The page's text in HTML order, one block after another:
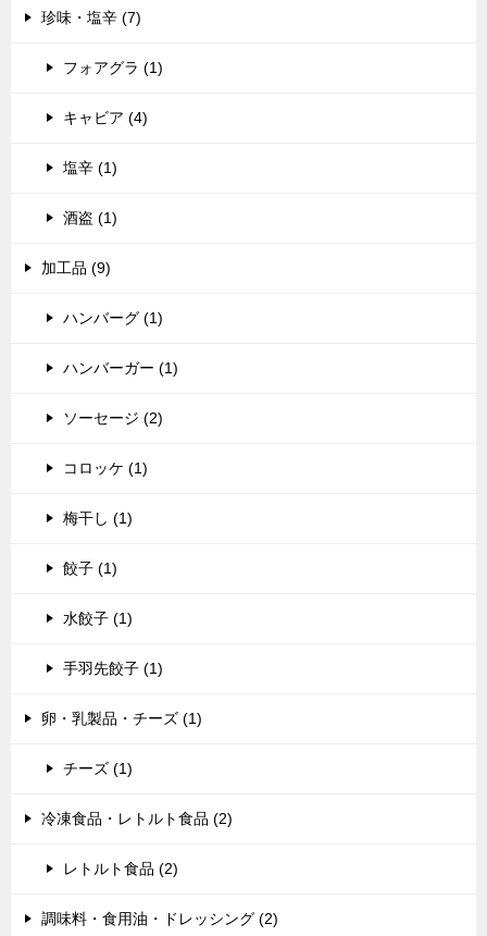
珍味・塩辛 (7)
フォアグラ (1)
キャビア (4)
塩辛 (1)
酒盗 (1)
加工品 (9)
ハンバーグ (1)
ハンバーガー (1)
ソーセージ (2)
コロッケ (1)
梅干し (1)
餃子 (1)
水餃子 (1)
手羽先餃子 (1)
卵・乳製品・チーズ (1)
チーズ (1)
冷凍食品・レトルト食品 (2)
レトルト食品 (2)
調味料・食用油・ドレッシング (2)